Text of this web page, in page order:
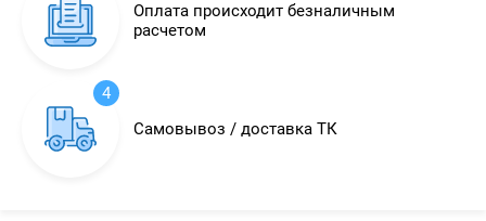
Оплата происходит безналичным
расчетом
4
Самовывоз / доставка ТК